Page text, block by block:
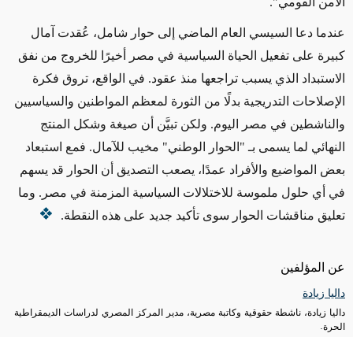
عن المؤلفين
داليا زيادة
داليا زيادة، ناشطة حقوقية وكاتبة مصرية، مدير المركز المصري لدراسات الديمقراطية
الحرة.
عندما دعا السيسي العام الماضي إلى حوار شامل، عُقدت آمال
كبيرة على تفعيل الحياة السياسية في مصر أخيرًا للخروج من نفق
الاستبداد الذي يسبب تراجعها منذ عقود. في الواقع، تروق فكرة
الإصلاحات التدريجية بدلًا من الثورة لمعظم المواطنين والسياسيين
والناشطين في مصر اليوم. ولكن تبيَّن أن صيغة وشكل المنتج
النهائي لما يسمى بـ "الحوار الوطني" مخيب للآمال. فمع استبعاد
بعض المواضيع والأفراد عمدًا، يصعب التصديق أن الحوار قد يسهم
في أي حلول ملموسة للاختلالات السياسية المزمنة في مصر. وما
تعليق مناقشات الحوار سوى تأكيد جديد على هذه النقطة.